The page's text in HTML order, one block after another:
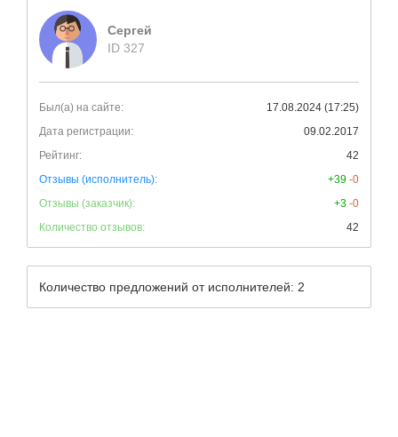
Сергей
ID 327
Был(а) на сайте:
17.08.2024 (17:25)
Дата регистрации:
09.02.2017
Рейтинг:
42
Отзывы (исполнитель):
+39 -0
Отзывы (заказчик):
+3 -0
Количество отзывов:
42
Количество предложений от исполнителей: 2